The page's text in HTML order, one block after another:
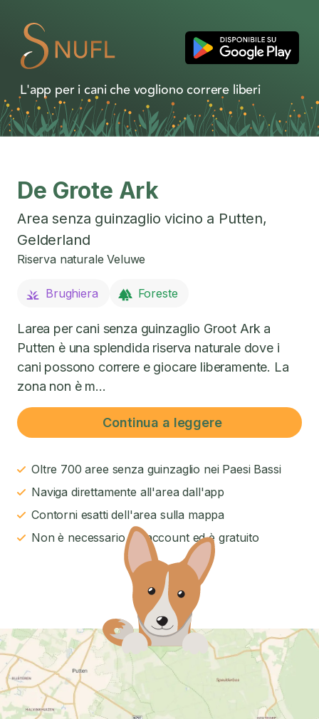
L'app per i cani che vogliono correre liberi
De Grote Ark
Area senza guinzaglio vicino a Putten,
Gelderland
Riserva naturale Veluwe
Brughiera Foreste
Larea per cani senza guinzaglio Groot Ark a
Putten è una splendida riserva naturale dove i
cani possono correre e giocare liberamente. La
zona non è m...
Continua a leggere
Oltre 700 aree senza guinzaglio nei Paesi Bassi
Naviga direttamente all'area dall'app
Contorni esatti dell'area sulla mappa
Non è necessario un account ed è gratuito